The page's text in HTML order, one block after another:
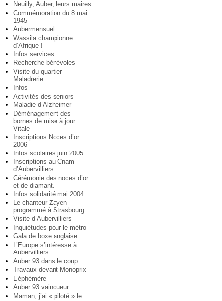
Neuilly, Auber, leurs maires
Commémoration du 8 mai
1945
Aubermensuel
Wassila championne
d’Afrique !
Infos services
Recherche bénévoles
Visite du quartier
Maladrerie
Infos
Activités des seniors
Maladie d’Alzheimer
Déménagement des
bornes de mise à jour
Vitale
Inscriptions Noces d’or
2006
Infos scolaires juin 2005
Inscriptions au Cnam
d’Aubervilliers
Cérémonie des noces d’or
et de diamant.
Infos solidarité mai 2004
Le chanteur Zayen
programmé à Strasbourg
Visite d’Aubervilliers
Inquiétudes pour le métro
Gala de boxe anglaise
L’Europe s’intéresse à
Aubervilliers
Auber 93 dans le coup
Travaux devant Monoprix
L’éphémère
Auber 93 vainqueur
Maman, j’ai « piloté » le